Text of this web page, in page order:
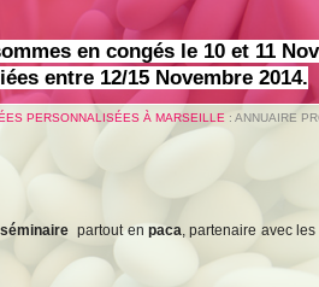
en congés le 10 et 11
entre 12/15 Novembre 2014.
PERSONNALISÉES À MARSEILLE : ANNUAIRE
séminaire partout en paca, partenaire avec les